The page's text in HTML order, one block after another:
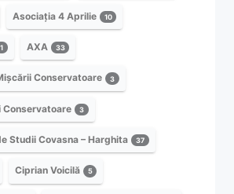
Asociația 4 Aprilie 10
1 AXA 33
Conservatoare 3
Conservatoare 3
Studii Covasna – Harghita 37
Ciprian Voicilă 5